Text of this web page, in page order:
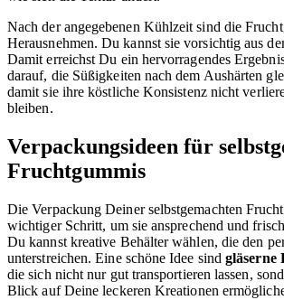
Nach der angegebenen Kühlzeit sind die
Herausnehmen. Du kannst sie vorsichtig aus
Damit erreichst Du ein hervorragendes
darauf, die Süßigkeiten nach dem Aushärten
damit sie ihre köstliche Konsistenz nicht
bleiben.
Verpackungsideen für
Fruchtgummis
Die Verpackung Deiner selbstgemachten
wichtiger Schritt, um sie ansprechend und
Du kannst kreative Behälter wählen, die den
unterstreichen. Eine schöne Idee sindgläserne
die sich nicht nur gut transportieren lassen,
Blick auf Deine leckeren Kreationen